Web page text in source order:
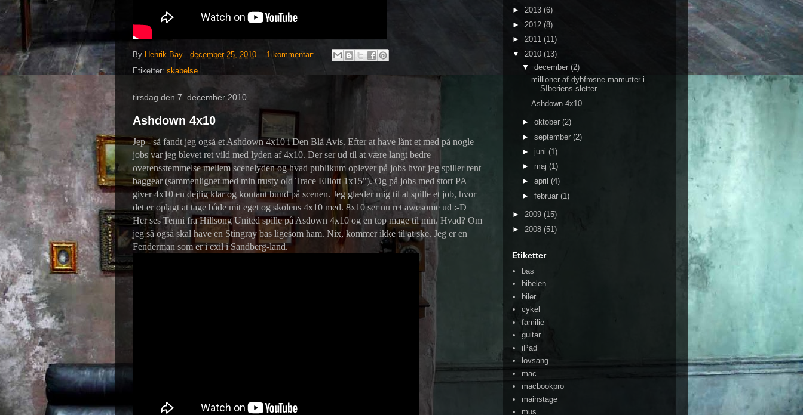
By Henrik Bay - december 25, 2010
1 kommentar:
Etiketter: skabelse
tirsdag den 7. december 2010
Ashdown 4x10
Jep - så fandt jeg også et Ashdown 4x10 i Den Blå Avis. Efter at have lånt et med på nogle
jobs var jeg blevet ret vild med lyden af 4x10. Der ser ud til at være langt bedre
overensstemmelse mellem scenelyden og hvad publikum oplever på jobs hvor jeg spiller rent
baggear (sammenlignet med min trusty old Trace Elliott 1x15"). Og på jobs med stort PA
giver 4x10 en dejlig klar og kontant bund på scenen. Jeg glæder mig til at spille et job, hvor
det er oplagt at tage både mit eget og skolens 4x10 med. 8x10 ser nu ret awesome ud :-D
Her ses Tenni fra Hillsong United spille på Asdown 4x10 og en top mage til min. Hvad? Om
jeg så også skal have en Stingray bas ligesom ham. Nix, kommer ikke til at ske. Jeg er en
Fenderman som er i exil i Sandberg-land.
► 2013 (6)
► 2012 (8)
► 2011 (11)
▼ 2010 (13)
▼ december (2)
millioner af dybfrosne mamutter i
SIberiens sletter
Ashdown 4x10
► oktober (2)
► september (2)
► juni (1)
► maj (1)
► april (4)
► februar (1)
► 2009 (15)
► 2008 (51)
Etiketter
bas
bibelen
biler
cykel
familie
guitar
iPad
lovsang
mac
macbookpro
mainstage
mus